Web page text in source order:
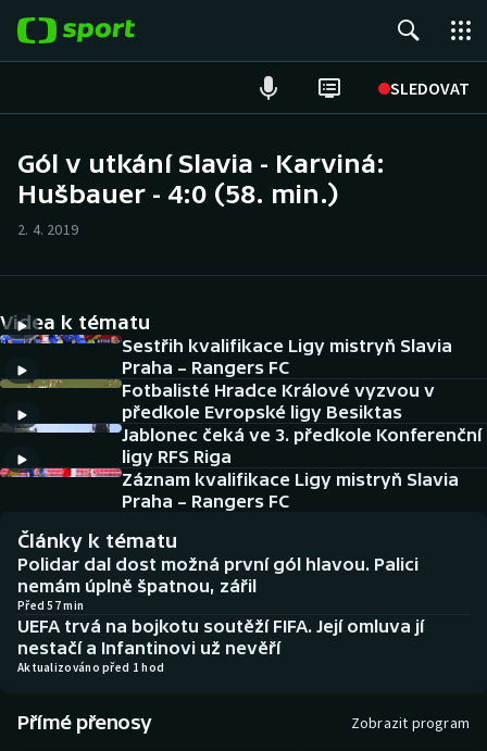
SLEDOVAT
Hokej
Cyklistika
DALŠÍ SPORTY
Americký fotbal
Baseball a softbal
Basketbal
Biatlon
Boby a skeleton
Box
NEPŘEHLÉDNĚTE
Historické návraty
Aplikace ČT sport
AZ kvíz
Gól v utkání Slavia - Karviná:
Hušbauer - 4:0 (58. min.)
2. 4. 2019
Videa k tématu
Sestřih kvalifikace Ligy mistryň Slavia
Praha – Rangers FC
Fotbalisté Hradce Králové vyzvou v
předkole Evropské ligy Besiktas
Jablonec čeká ve 3. předkole Konferenční
ligy RFS Riga
Záznam kvalifikace Ligy mistryň Slavia
Praha – Rangers FC
Články k tématu
Polidar dal dost možná první gól hlavou. Palici
nemám úplně špatnou, zářil
Před 57 min
UEFA trvá na bojkotu soutěží FIFA. Její omluva jí
nestačí a Infantinovi už nevěří
Aktualizováno před 1 hod
Přímé přenosy Zobrazit program